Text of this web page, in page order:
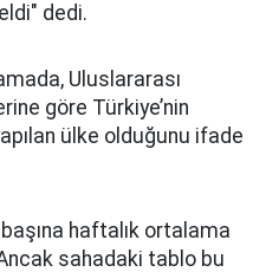
dedi.
Uluslararası
göre Türkiye’nin
ülke olduğunu ifade
başına haftalık ortalama
sahadaki tablo bu